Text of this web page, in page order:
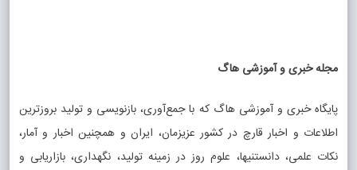
مجله خبری و آموزشی هاگ
پایگاه خبری و آموزشی هاگ که با جمع‌آوری، بازنویسی و تولید بروزترین
اطلاعات و اخبار قارچ در کشور عزیزمان، ایران و همچنین اخبار و آمار،
نکات علمی، دانستنیها، علوم روز در زمینه تولید، نگهداری، بازاریابی و